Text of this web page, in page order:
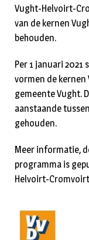
Vught-Helvoirt-
van de kernen
behouden.
Per 1 januari 2021
vormen de
gemeente Vught.
aanstaande
gehouden.
Meer informatie,
programma is
Helvoirt-